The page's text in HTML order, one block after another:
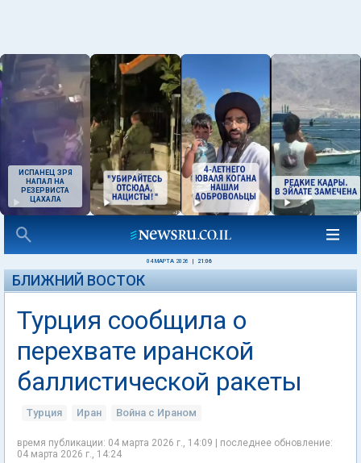
ИСПАНЕЦ ЗРЯ
НАПАЛ НА
РЕЗЕРВИСТА
ЦАХАЛА
04 МАРТА 2026 21:06
БЛИЖНИЙ ВОСТОК
Турция сообщила о
перехвате иранской
баллистической ракеты
Турция Иран Война с Ираном
время публикации: 04 марта 2026 г., 14:09 | последнее обновление:
04 марта 2026 г., 14:24